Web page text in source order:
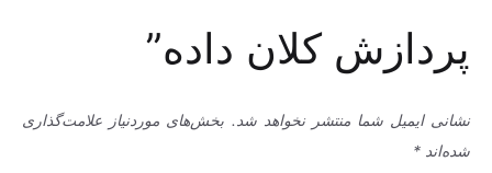
پردازش کلان داده”
نشانی ایمیل شما منتشر نخواهد شد. بخش‌های موردنیاز علامت‌گذاری
شده‌اند *